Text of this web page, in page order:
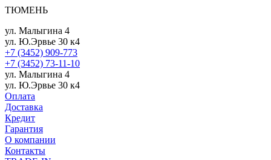
ТЮМЕНЬ
ул. Малыгина 4
ул. Ю.Эрвье 30 к4
+7 (3452) 909-773
+7 (3452) 73-11-10
ул. Малыгина 4
ул. Ю.Эрвье 30 к4
Оплата
Доставка
Кредит
Гарантия
О компании
Контакты